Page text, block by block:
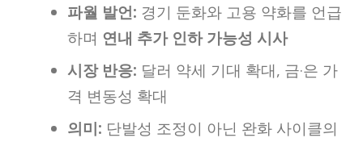
파월 발언: 경기 둔화와 고용 약화를 언급
하며 연내 추가 인하 가능성 시사
시장 반응: 달러 약세 기대 확대, 금·은 가
격 변동성 확대
의미: 단발성 조정이 아닌 완화 사이클의